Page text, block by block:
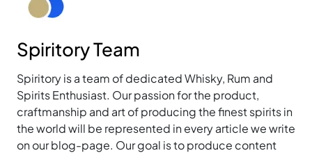
Spiritory Team
Spiritory is a team of dedicated Whisky, Rum and
Spirits Enthusiast. Our passion for the product,
craftmanship and art of producing the finest spirits in
the world will be represented in every article we write
on our blog-page. Our goal is to produce content